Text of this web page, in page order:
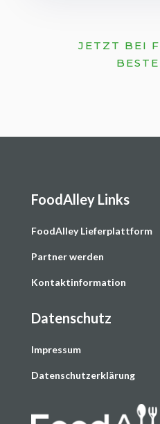
JETZT BEI
FoodAlley Links
FoodAlley Lieferplattform
Partner werden
Kontaktinformation
Datenschutz
Impressum
Datenschutzerklärung